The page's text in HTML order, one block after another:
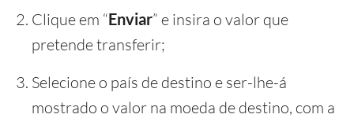
Clique em “Enviar” e insira o valor que
pretende transferir;
Selecione o país de destino e ser-lhe-á
mostrado o valor na moeda de destino, com a